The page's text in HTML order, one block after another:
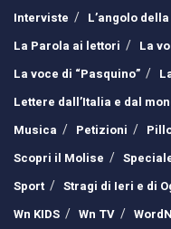
Interviste
L’angolo
La Parola ai lettori
La
La voce di “Pasquino”
Lettere dall’Italia e dal
Musica
Petizioni
Scopri il Molise
Sport
Stragi di Ieri e di
Wn KIDS
Wn TV